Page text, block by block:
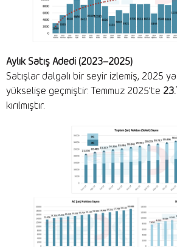
Aylık Satış Adedi (2023–2025)
Satışlar dalgalı bir seyir izlemiş, 2025
yükselişe geçmiştir. Temmuz 2025’te
kırılmıştır.